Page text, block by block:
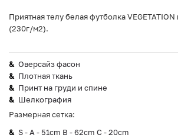
Приятная телу белая футболка
(230г/м2).
Оверсайз фасон
Плотная ткань
Принт на груди и спине
Шелкография
Размерная сетка:
S - A - 51cm B - 62cm C - 20cm